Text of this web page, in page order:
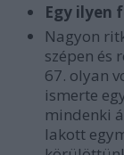
Egy ilyen
Nagyon
szépen és
67. olyan
ismerte
mindenki
lakott